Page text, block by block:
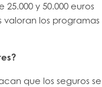
y 50.000 euros
valoran los programas
que los seguros se